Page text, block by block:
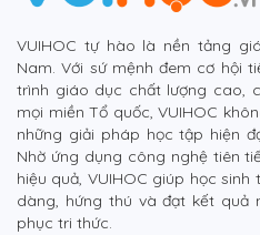
VUIHOC tự hào là nền tảng
Nam. Với sứ mệnh đem cơ hội
trình giáo dục chất lượng cao,
mọi miền Tổ quốc, VUIHOC
những giải pháp học tập hiện
Nhờ ứng dụng công nghệ tiên
hiệu quả, VUIHOC giúp học
dàng, hứng thú và đạt kết quả
phục tri thức.